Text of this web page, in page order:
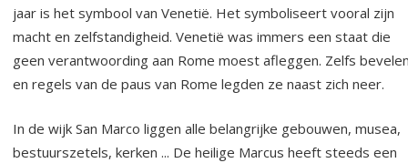
jaar is het symbool van Venetië. Het symboliseert vooral zijn
macht en zelfstandigheid. Venetië was immers een staat die
geen verantwoording aan Rome moest afleggen. Zelfs
en regels van de paus van Rome legden ze naast zich neer.
In de wijk San Marco liggen alle belangrijke gebouwen, musea,
bestuurszetels, kerken ... De heilige Marcus heeft steeds een